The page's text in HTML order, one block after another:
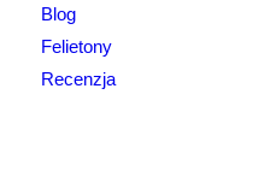
Blog
Felietony
Recenzja